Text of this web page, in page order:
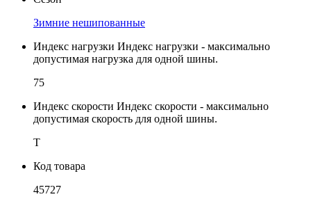
Зимние нешипованные
Индекс нагрузки Индекс нагрузки - максимально
допустимая нагрузка для одной шины.
75
Индекс скорости Индекс скорости - максимально
допустимая скорость для одной шины.
T
Код товара
45727